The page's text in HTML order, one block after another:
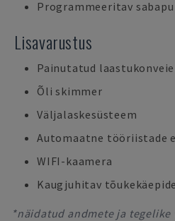
Programmeeritav
Lisavarustus
Painutatud
Õli skimmer
Väljalaskesüsteem
Automaatne tööriistade
WIFI-kaamera
Kaugjuhitav tõukekäepide
*näidatud andmete ja tegelike